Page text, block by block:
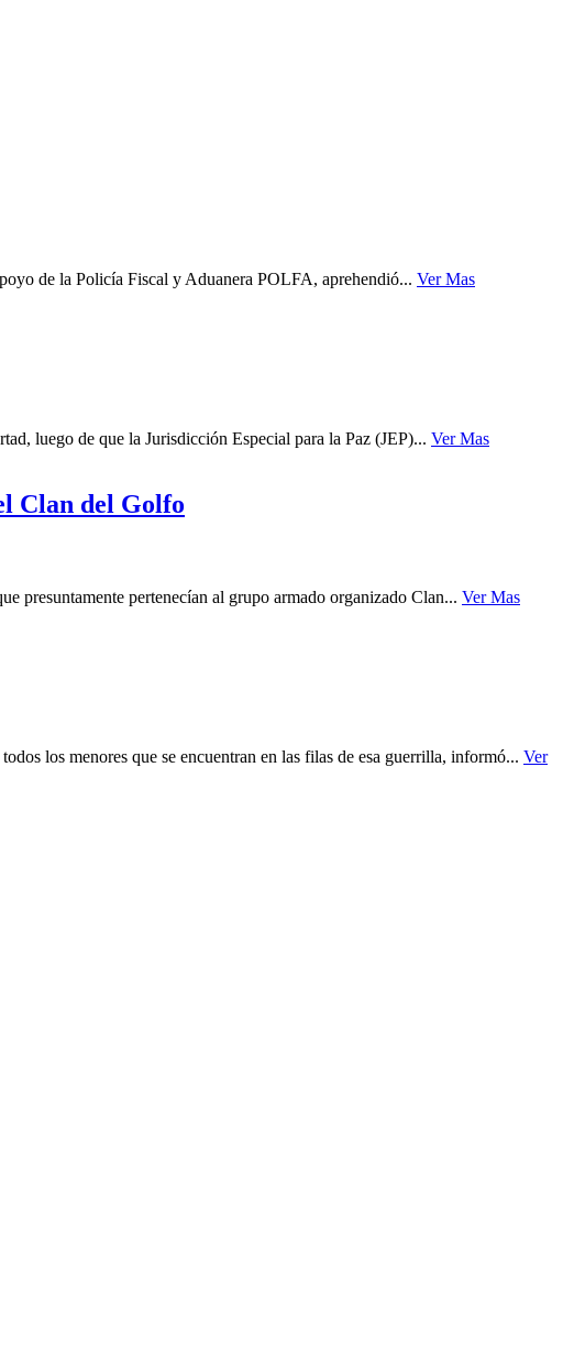
de la Policía Fiscal y Aduanera POLFA, aprehendió... Ver Mas
luego de que la Jurisdicción Especial para la Paz (JEP)... Ver Mas
Clan del Golfo
pertenecían al grupo armado organizado Clan... Ver Mas
los menores que se encuentran en las filas de esa guerrilla, informó... Ver